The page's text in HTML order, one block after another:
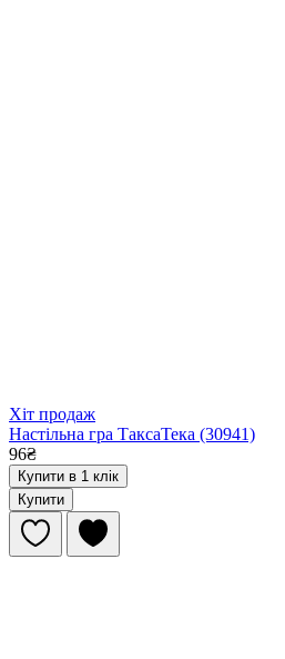
Хіт продаж
Настільна гра ТаксаТека (30941)
96₴
Купити в 1 клік
Купити